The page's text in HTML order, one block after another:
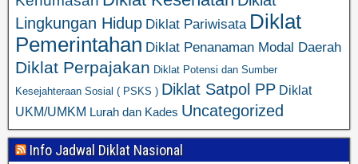
Lingkungan Hidup Diklat Pariwisata Diklat
Pemerintahan Diklat Penanaman Modal Daerah
Diklat Perpajakan Diklat Potensi dan Sumber
Kesejahteraan Sosial ( PSKS ) Diklat Satpol PP Diklat
UKM/UMKM Lurah dan Kades Uncategorized
Info Jadwal Diklat Nasional